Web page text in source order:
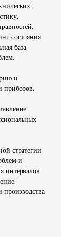
состояния
база
и
приборов,
стратегии
и
интервалов
производства